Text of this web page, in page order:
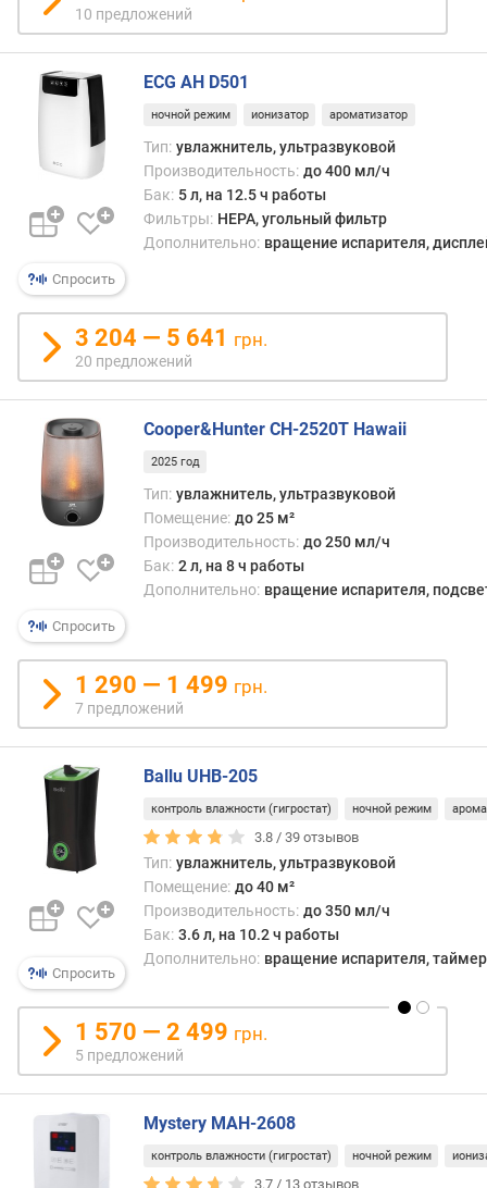
е
п
р
ы
н
о
р
а
о
(
ч
р
а
с
х
д
в
о
д
ы
(
л
)
б
ъ
м
б
а
к
а
д
л
я
в
10 предложений
Спросить
ECG AH D501
ночной режим ионизатор ароматизатор
Тип: увлажнитель, ультразвуковой
Производительность: до 400 мл/ч
Бак: 5 л, на 12.5 ч работы
Фильтры: HEPA, угольный фильтр
Дополнительно: вращение испарителя,
3 204 — 5 641 грн.
20 предложений
Спросить
Cooper&Hunter CH-2520T Hawaii
2025 год
Тип: увлажнитель, ультразвуковой
Помещение: до 25 м²
Производительность: до 250 мл/ч
Бак: 2 л, на 8 ч работы
Дополнительно: вращение испарителя,
1 290 — 1 499 грн.
7 предложений
Спросить
Ballu UHB-205
контроль влажности (гигростат) ночной режим
3.8 /39 отзывов
Тип: увлажнитель, ультразвуковой
Помещение: до 40 м²
Производительность: до 350 мл/ч
Бак: 3.6 л, на 10.2 ч работы
Дополнительно: вращение испарителя,
1 570 — 2 499 грн.
5 предложений
Mystery MAH-2608
контроль влажности (гигростат) ночной режим
3.7 / 13 отзывов